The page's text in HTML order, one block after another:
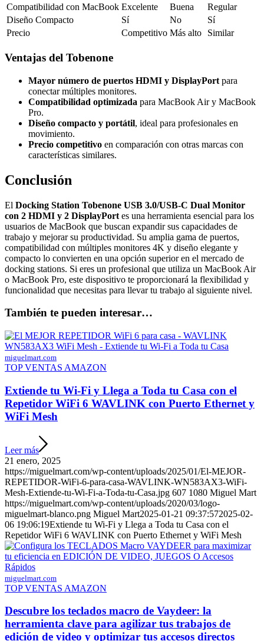
Compatibilidad con MacBook Excelente Buena
Regular
Diseño Compacto
Sí No
Sí
Precio
Competitivo Más alto Similar
Ventajas del Tobenone
Mayor número de puertos HDMI y DisplayPort para
conectar múltiples monitores.
Compatibilidad optimizada para MacBook Air y MacBook
Pro.
Diseño compacto y portátil, ideal para profesionales en
movimiento.
Precio competitivo en comparación con otras marcas con
características similares.
Conclusión
El Docking Station Tobenone USB 3.0/USB-C Dual Monitor
con 2 HDMI y 2 DisplayPort es una herramienta esencial para los
usuarios de MacBook que buscan expandir sus capacidades de
trabajo y mejorar su productividad. Su amplia gama de puertos,
compatibilidad con múltiples monitores 4K y diseño elegante y
compacto lo convierten en una opción superior en el mercado de
docking stations. Si eres un profesional que utiliza un MacBook Air
o MacBook Pro, este dispositivo te proporcionará la flexibilidad y
funcionalidad que necesitas para llevar tu trabajo al siguiente nivel.
También te pueden interesar…
miguelmart.com
TOP VENTAS AMAZON
Extiende tu Wi-Fi y Llega a Toda tu Casa con el
Repetidor WiFi 6 WAVLINK con Puerto Ethernet y
WiFi Mesh
Leer más
21 enero, 2025
https://miguelmart.com/wp-content/uploads/2025/01/El-MEJOR-
REPETIDOR-WiFi-6-para-casa-WAVLINK-WN583AX3-WiFi-
Mesh-Extiende-tu-Wi-Fi-a-Toda-tu-Casa.jpg 607 1080 Miguel Mart
https://miguelmart.com/wp-content/uploads/2020/03/logo-
miguelmart-blanco.png Miguel Mart2025-01-21 09:37:572025-02-
06 19:06:19Extiende tu Wi-Fi y Llega a Toda tu Casa con el
Repetidor WiFi 6 WAVLINK con Puerto Ethernet y WiFi Mesh
miguelmart.com
TOP VENTAS AMAZON
Descubre los teclados macro de Vaydeer: la
herramienta clave para agilizar tus trabajos de
edición de video y optimizar tus accesos directos